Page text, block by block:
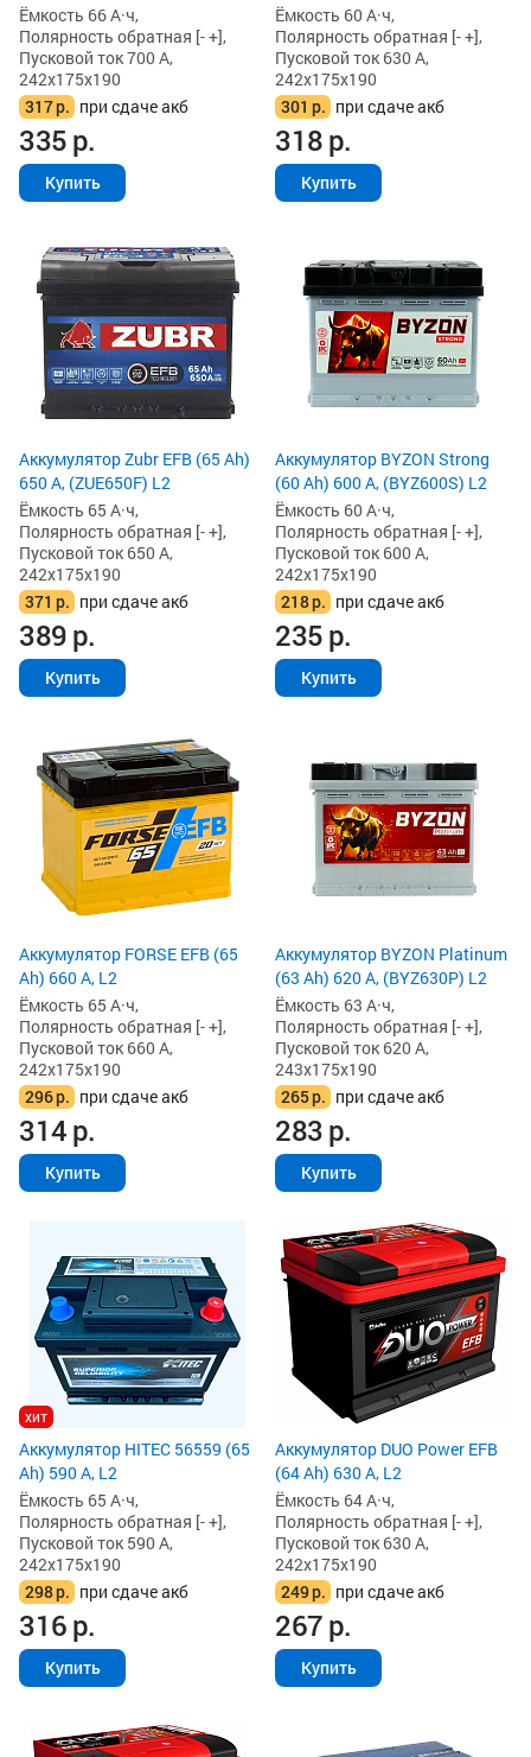
Ёмкость 66 А·ч,
Полярность обратная [- +],
Пусковой ток 700 А,
242x175x190
317р. при сдаче акб
335р.
Купить
Ёмкость 60 А·ч,
Полярность обратная [- +],
Пусковой ток 630 А,
242x175x190
301 р. при сдаче акб
318р.
Купить
Аккумулятор Zubr EFB (65 Ah)
650 А, (ZUE650F) L2
Ёмкость 65 А·ч,
Полярность обратная [- +],
Пусковой ток 650 А,
242x175x190
371 р. при сдаче акб
389р.
Купить
Аккумулятор BYZON Strong
(60 Ah) 600 А, (BYZ600S) L2
Ёмкость 60 А·ч,
Полярность обратная [- +],
Пусковой ток 600 А,
242x175x190
218р. при сдаче акб
235р.
Купить
Аккумулятор FORSE EFB (65
Ah) 660 А, L2
Ёмкость 65 А·ч,
Полярность обратная [- +],
Пусковой ток 660 А,
242x175x190
296р. при сдаче акб
314р.
Купить
Аккумулятор BYZON Platinum
(63 Ah) 620 А, (BYZ630P) L2
Ёмкость 63 А·ч,
Полярность обратная [- +],
Пусковой ток 620 А,
243x175x190
265р. при сдаче акб
283р.
Купить
хит
Аккумулятор HITEC 56559 (65
Ah) 590 А, L2
Ёмкость 65 А·ч,
Полярность обратная [- +],
Пусковой ток 590 А,
242x175x190
298р. при сдаче акб
316р.
Купить
Аккумулятор DUO Power EFB
(64 Ah) 630 А, L2
Ёмкость 64 А·ч,
Полярность обратная [- +],
Пусковой ток 630 А,
242x175x190
249р. при сдаче акб
267р.
Купить